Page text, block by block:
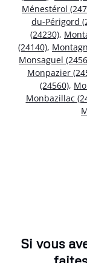
Ménestérol
du-Périgord
(24230),
(24140),
Monsaguel
Monpazier
(24560),
Monbazillac
Si vous